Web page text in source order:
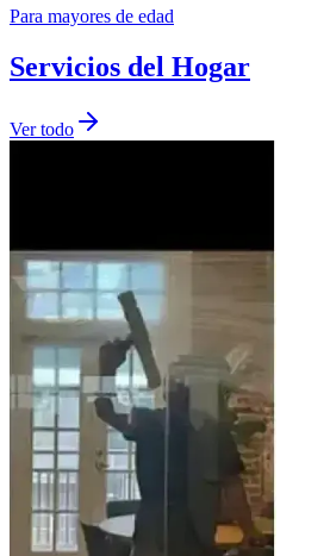
Para mayores de edad
Servicios del Hogar
Ver todo